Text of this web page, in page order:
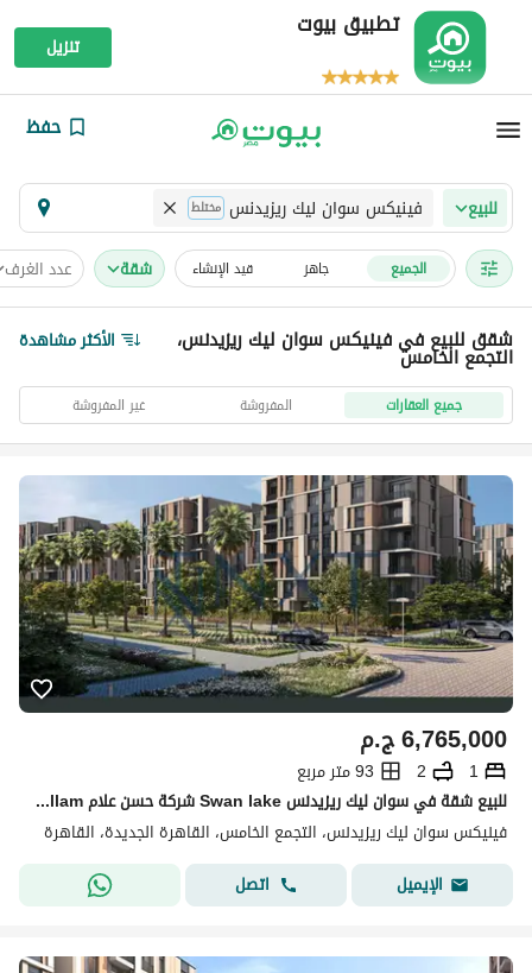
تطبيق بيوت
تنزيل
حفظ
للبيع فينيكس سوان ليك ريزيدنس مختلط
الجميع جاهز قيد الإنشاء شقة عدد الغرف
شقق للبيع في فينيكس سوان ليك ريزيدنس،
التجمع الخامس الأكثر مشاهدة
جميع العقارات المفروشة غير المفروشة
ج.م6,765,000
1
2
93 متر مربع
للبيع شقة في سوان ليك ريزيدنس Swan lake شركة حسن علام Hassan allam | شقة 93م غرفة ماستر وحمام تشطيب كامل | استلام فورى
فينيكس سوان ليك ريزيدنس، التجمع الخامس، القاهرة الجديدة، القاهرة
الإيميل
اتصل